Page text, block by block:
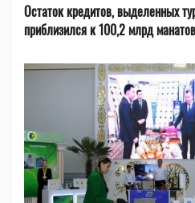
Остаток кредитов, выделенных
приблизился к 100,2 млрд манатов